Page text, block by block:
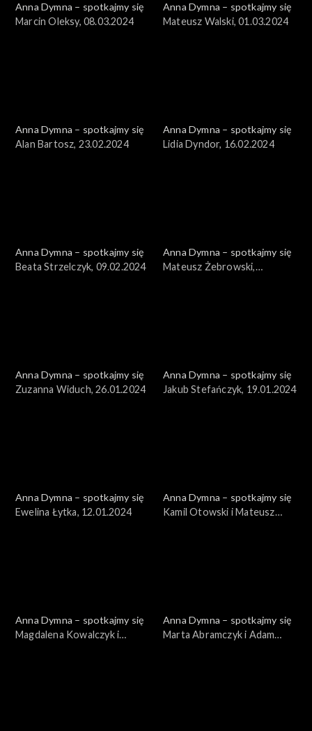
Anna Dymna – spotkajmy się
Marcin Oleksy, 08.03.2024
Anna Dymna – spotkajmy się
Mateusz Walski, 01.03.2024
Anna Dymna – spotkajmy się
Alan Bartosz, 23.02.2024
Anna Dymna – spotkajmy się
Lidia Dyndor, 16.02.2024
Anna Dymna – spotkajmy się
Beata Strzelczyk, 09.02.2024
Anna Dymna – spotkajmy się
Mateusz Żebrowski,
Anna Dymna – spotkajmy się
Zuzanna Widuch, 26.01.2024
Anna Dymna – spotkajmy się
Jakub Stefańczyk, 19.01.2024
Anna Dymna – spotkajmy się
Ewelina Łytka, 12.01.2024
Anna Dymna – spotkajmy się
Kamil Otowski i Mateusz
Anna Dymna – spotkajmy się
Magdalena Kowalczyk i
Anna Dymna – spotkajmy się
Marta Abramczyk i Adam